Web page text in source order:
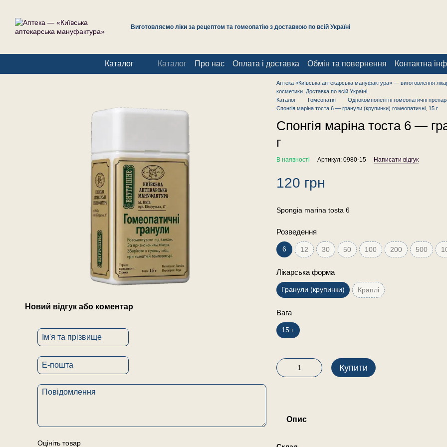
Виготовляємо ліки за рецептом та гомеопатію з доставкою по всій Україні
Каталог Каталог Про нас Оплата і доставка Обмін та повернення Контактна
Новий відгук або коментар
Оцініть товар
Аптека «Київська аптекарська мануфактура» — виготовлення
косметики. Доставка по всій Україні.
Каталог
Гомеопатія
Однокомпонентні гомеопатичні
Спонгія маріна тоста 6 — гранули (крупинки) гомеопатичні, 15 г
Спонгія маріна тоста 6 —
г
В наявності Артикул: 0980-15 Написати відгук
120 грн
Spongia marina tosta 6
Розведення
6 12 30 50 100 200 500
Лікарська форма
Гранули (крупинки) Краплі
Вага
15 г.
Купити
Опис